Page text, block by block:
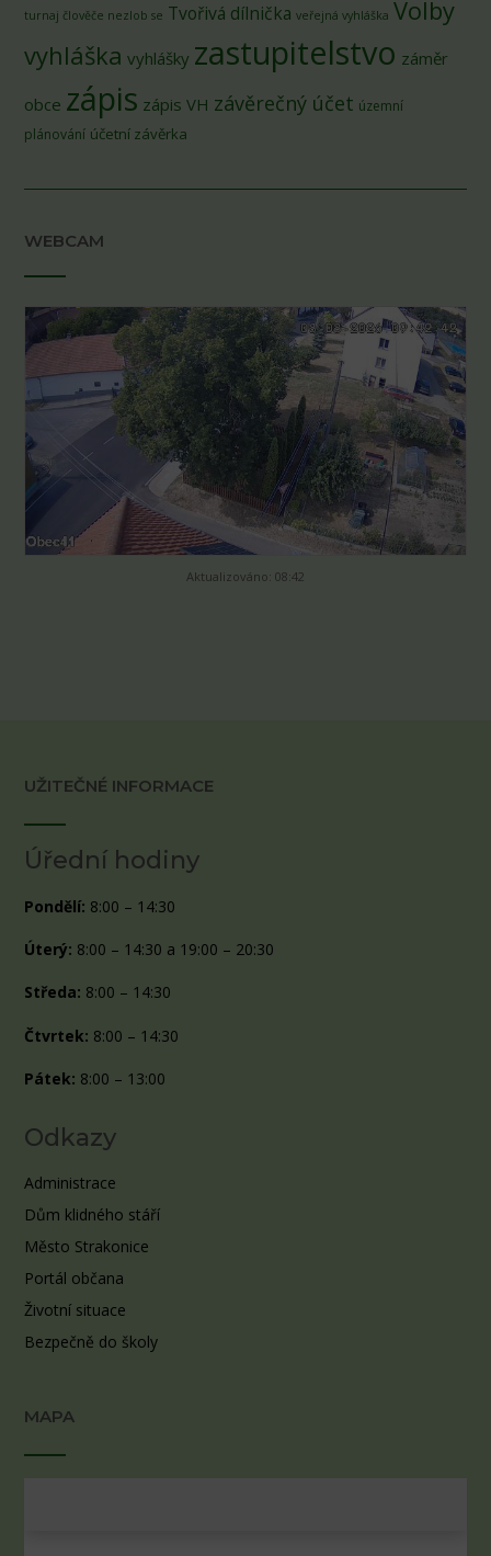
turnaj člověče nezlob se Tvořivá dílnička veřejná vyhláška Volby
vyhláška vyhlášky zastupitelstvo záměr
obce zápis zápis VH závěrečný účet územní
plánování účetní závěrka
WEBCAM
Aktualizováno: 08:42
UŽITEČNÉ INFORMACE
Úřední hodiny
Pondělí: 8:00 – 14:30
Úterý: 8:00 – 14:30 a 19:00 – 20:30
Středa: 8:00 – 14:30
Čtvrtek: 8:00 – 14:30
Pátek: 8:00 – 13:00
Odkazy
Administrace
Dům klidného stáří
Město Strakonice
Portál občana
Životní situace
Bezpečně do školy
MAPA